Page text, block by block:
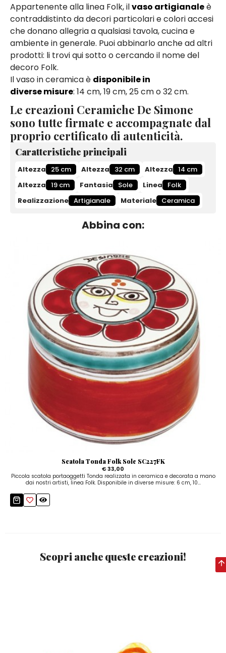
Appartenente alla linea Folk, ilvaso artigianaleè
contraddistinto da decori particolari e colori accesi
che donano allegria a qualsiasi tavola, cucina e
ambiente in generale. Puoi abbinarlo anche ad altri
prodotti: li trovi qui sotto o cercando il nome del
decoro Folk.
Il vaso in ceramica è disponibile in
diverse misure: 14 cm, 19 cm, 25 cm o 32 cm.
Le creazioni Ceramiche De Simone
sono tutte firmate e accompagnate dal
proprio certificato di autenticità.
Caratteristiche principali
Altezza 25 cm Altezza 32 cm Altezza 14 cm
Altezza 19 cm Fantasia Sole Linea
Folk
Realizzazione Artigianale Materiale Ceramica
Abbina con:
Scatola Tonda Folk Sole SC227FK
€ 33,00
Piccola scatola portaoggetti Tonda realizzata in ceramica e decorata a mano
dai nostri artisti, linea Folk. Disponibile in diverse misure: 6 cm, 10...
Scopri anche queste creazioni!